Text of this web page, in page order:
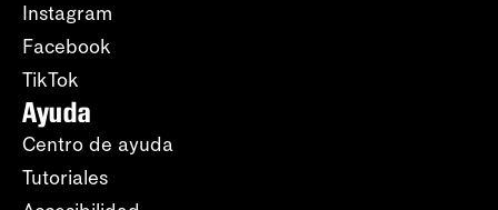
Instagram
Facebook
TikTok
Ayuda
Centro de ayuda
Tutoriales